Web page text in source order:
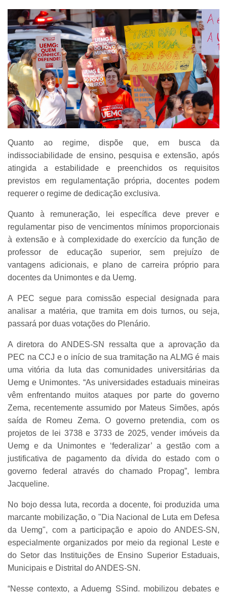
Quanto ao regime, dispõe que, em busca da
indissociabilidade de ensino, pesquisa e extensão, após
atingida a estabilidade e preenchidos os requisitos
previstos em regulamentação própria, docentes podem
requerer o regime de dedicação exclusiva.
Quanto à remuneração, lei específica deve prever e
regulamentar piso de vencimentos mínimos proporcionais
à extensão e à complexidade do exercício da função de
professor de educação superior, sem prejuízo de
vantagens adicionais, e plano de carreira próprio para
docentes da Unimontes e da Uemg.
A PEC segue para comissão especial designada para
analisar a matéria, que tramita em dois turnos, ou seja,
passará por duas votações do Plenário.
A diretora do ANDES-SN ressalta que a aprovação da
PEC na CCJ e o início de sua tramitação na ALMG é mais
uma vitória da luta das comunidades universitárias da
Uemg e Unimontes. “As universidades estaduais mineiras
vêm enfrentando muitos ataques por parte do governo
Zema, recentemente assumido por Mateus Simões, após
saída de Romeu Zema. O governo pretendia, com os
projetos de lei 3738 e 3733 de 2025, vender imóveis da
Uemg e da Unimontes e ‘federalizar’ a gestão com a
justificativa de pagamento da dívida do estado com o
governo federal através do chamado Propag”, lembra
Jacqueline.
No bojo dessa luta, recorda a docente, foi produzida uma
marcante mobilização, o "Dia Nacional de Luta em Defesa
da Uemg", com a participação e apoio do ANDES-SN,
especialmente organizados por meio da regional Leste e
do Setor das Instituições de Ensino Superior Estaduais,
Municipais e Distrital do ANDES-SN.
“Nesse contexto, a Aduemg SSind. mobilizou debates e